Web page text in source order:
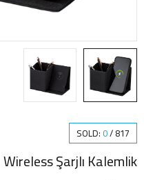
SOLD: 0/817
Wireless Şarjlı Kalemlik